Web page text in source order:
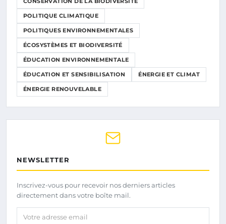
POLITIQUE CLIMATIQUE
POLITIQUES ENVIRONNEMENTALES
ÉCOSYSTÈMES ET BIODIVERSITÉ
ÉDUCATION ENVIRONNEMENTALE
ÉDUCATION ET SENSIBILISATION ÉNERGIE ET CLIMAT
ÉNERGIE RENOUVELABLE
NEWSLETTER
Inscrivez-vous pour recevoir nos derniers articles
directement dans votre boîte mail.
Votre adresse email